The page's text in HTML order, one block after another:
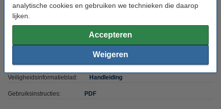
analytische cookies en gebruiken we technieken die daarop
lijken.
Accepteren
Weigeren
Afmetingen:
Type kabel: Europa met randaarde
Veiligheidsinformatieblad: Handleiding
Gebruiksinstructies: PDF